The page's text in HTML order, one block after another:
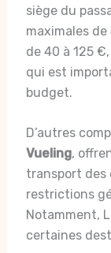
siège du
maximales
de 40 à 125
qui est
budget.
D’autres
Vueling,
transport des
restrictions
Notamment,
certaines